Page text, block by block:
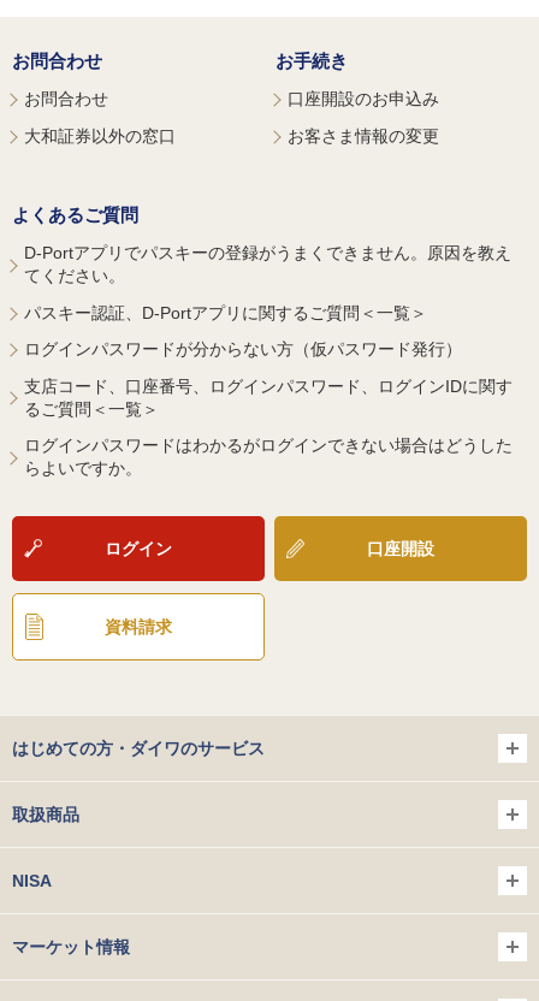
お問合わせ
お問合わせ
大和証券以外の窓口
お手続き
口座開設のお申込み
お客さま情報の変更
よくあるご質問
D-Portアプリでパスキーの登録がうまくできません。原因を教え
てください。
パスキー認証、D-Portアプリに関するご質問＜一覧＞
ログインパスワードが分からない方（仮パスワード発行）
支店コード、口座番号、ログインパスワード、ログインIDに関す
るご質問＜一覧＞
ログインパスワードはわかるがログインできない場合はどうした
らよいですか。
ログイン 口座開設
資料請求
はじめての方・ダイワのサービス
取扱商品
NISA
マーケット情報